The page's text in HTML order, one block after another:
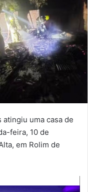
uma casa de
feira, 10 de
em Rolim de